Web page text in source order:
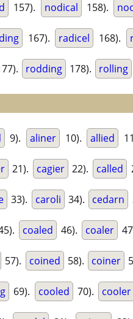
157). nodical 158).
167). radicel 168).
rodding 178). rolling
9). aliner 10). allied
21). cagier 22). called
33). caroli 34). cedarn
coaled 46). coaler
57). coined 58). coiner
69). cooled 70). cooler